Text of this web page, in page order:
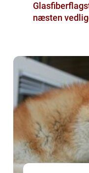
Glasfiberflagstang
næsten